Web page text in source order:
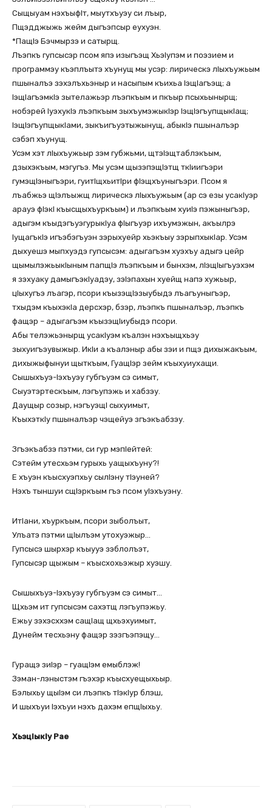
Сыщыуам нэхъыфIт, мыутхъуэу си лъыр,
Пщэдджыжь жейм дыгъэпсыр еухуэн.
*ПащIэ Бэчмырзэ и сатырщ.
Лъэпкъ гупсысэр псом япэ изыгъэщ ХьэIупэм и поэзием и
программэу къэплъытэ хъунущ мы усэр: лирическэ лIыхъужьым
пшыналъэ зэхэлъхьэныр и насыпым къихьа IэщIагъэщ; а
IэщIагъэмкIэ зытелажьэр лъэпкъым и пкъыр псыхьынырщ;
нобэрей IуэхукIэ лъэпкъым зыхъумэжыкIэр IэщIэгъупщыкIащ;
IэщIэгъупщыкIами, зыкъигъуэтыжынущ, абыкIэ пшыналъэр
сэбэп хъунущ.
Усэм хэт лIыхъужьыр зэм губжьми, щтэIэщтаблэкъым,
дзыхэкъым, мэгугъэ. Мы усэм щызэпэщIэтщ ткIиигъэри
гумэщIэныгъэри, гуитIщхьитIри фIэщхъуныгъэри. Псом я
лъабжьэ щIэлъыжщ лирическэ лIыхъужьым (ар сэ езы усакIуэр
арауэ фIэкI къысщыхъуркъым) и лъэпкъым хуиIэ пэжыныгъэр,
адыгэм къыдэгъуэгурыкIуа фIыгъуэр ихъумэжын, акъылрэ
IущагъкIэ игъэбэгъуэн зэрыхуейр хьэкъыу зэрыпхыкIар. Усэм
дыхуешэ мыпхуэдэ гупсысэм: адыгагъэм хуэхъу адыгэ цейр
щымылэжьыкIыным папщIэ лъэпкъым и бынхэм, лIэщIыгъуэхэм
я зэхуаку дамыгъэкIуадэу, зэIэпахын хуейщ напэ хужьыр,
цIыхугъэ лъагэр, псори къызэщIэзыубыдэ лъагъуныгъэр,
тхыдэм къыхэкIа дерсхэр, бзэр, лъэпкъ пшыналъэр, лъэпкъ
фащэр – адыгагъэм къызэщIиубыдэ псори.
Абы телэжьэнырщ усакIуэм къалэн нэхъыщхьэу
зыхуигъэувыжыр. ИкIи а къалэныр абы зэи и пщэ дихыжакъым,
дихыжыфынуи щыткъым, ГуащIэр зейм къыхуиухащи.
Сышыхъуэ-Iэхъуэу губгъуэм сэ симыт,
Сыуэтэртескъым, лэгъупэжь и хабзэу.
Даущыр созыр, нэгъуэщI сыхуимыт,
КъыхэткIу пшыналъэр чэщейуэ згъэкъабзэу.
Згъэкъабзэ пэтми, си гур мэпIейтей:
Сэтейм утесхьэм гурыхь уащыхъуну?!
Е хъуэн къысхуэпхьу сылIэну тIэуней?
Нэхъ тыншуи сщIэркъым гъэ псом уIэхъуэну.
ИтIани, хъуркъым, псори зыболъыт,
Улъатэ пэтми щIылъэм утохуэжыр…
Гупсысэ шырхэр къыууэ зэблолъэт,
Гупсысэр щыжым – къысхохьэжыр хуэшу.
Сышыхъуэ-Iэхъуэу губгъуэм сэ симыт…
Щхьэм ит гупсысэм сахэтщ лэгъупэжьу.
Ежьу зэхэсххэм сащIащ щхьэхуимыт,
Дунейм тесхьэну фащэр зэзгъэпэщу…
Гуращэ зиIэр – гуащIэм емыблэж!
Зэман-лэныстэм гъэхэр къысхуещыхьыр.
Бэлыхьу щыIэм си лъэпкъ тIэкIур блэш,
И шыхъуи Iэхъуи нэхъ дахэм епщIыхьу.
ХьэцIыкIу Рае